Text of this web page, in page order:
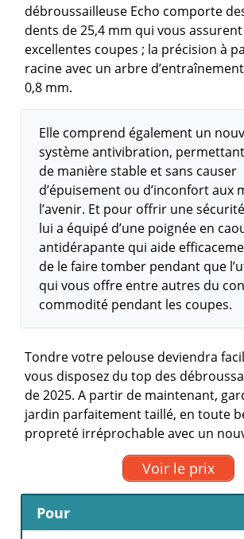
débroussailleuse Echo comporte
dents de 25,4 mm qui vous
excellentes coupes ; la précision à
racine avec un arbre
0,8 mm.
Elle comprend également un
système antivibration,
de manière stable et sans causer
d’épuisement ou d’inconfort aux
l’avenir. Et pour offrir une
lui a équipé d’une poignée en
antidérapante qui aide
de le faire tomber pendant que
qui vous offre entre autres du
commodité pendant les coupes.
Tondre votre pelouse deviendra
vous disposez du top des
de 2025. A partir de maintenant,
jardin parfaitement taillé, en toute
propreté irréprochable avec un
Voir le prix
Pour